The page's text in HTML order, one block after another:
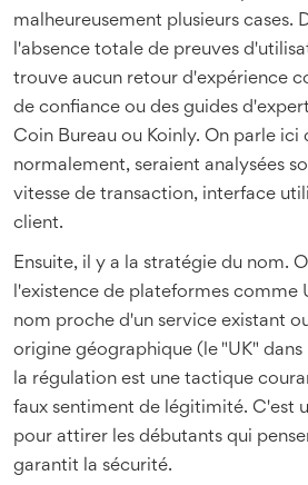
malheureusement plusieurs cases.
l'absence totale de preuves
trouve aucun retour d'expérience
de confiance ou des guides
Coin Bureau ou Koinly. On parle ici
normalement, seraient analysées
vitesse de transaction, interface
client.
Ensuite, il y a la stratégie du nom.
l'existence de plateformes comme
nom proche d'un service existant
origine géographique (le "UK" dans
la régulation est une tactique
faux sentiment de légitimité. C'est
pour attirer les débutants qui
garantit la sécurité.